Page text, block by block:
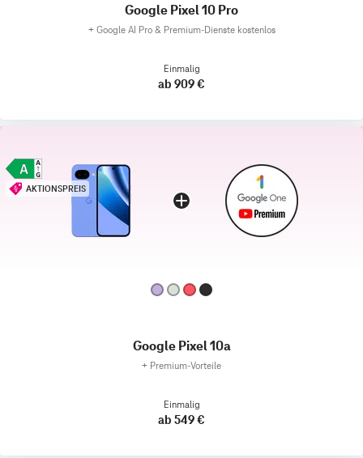
Google Pixel 10 Pro
+ Google AI Pro & Premium-Dienste kostenlos
Einmalig
ab 909 €
AKTIONSPREIS
Google Pixel 10a
+ Premium‑Vorteile
Einmalig
ab 549 €